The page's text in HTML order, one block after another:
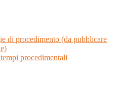
di procedimento (da pubblicare
procedimentali